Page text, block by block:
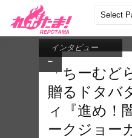
←
インタビュー
「ちーむど
贈るドタバ
ィ『進め！
ークジョー